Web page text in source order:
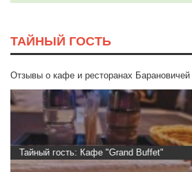
ТАЙНЫЙ ГОСТЬ
Отзывы о кафе и ресторанах Барановичей
Тайный гость: Гастропаб